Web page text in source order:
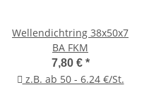
Wellendichtring 38x50x7
BA FKM
7,80 € *
z.B. ab 50 - 6.24 €/St.